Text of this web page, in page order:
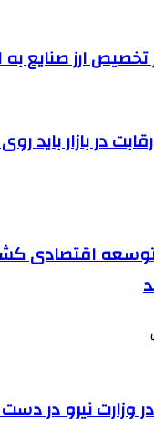
تخصیص ارز صنایع
در بازار باید
اقتصادی